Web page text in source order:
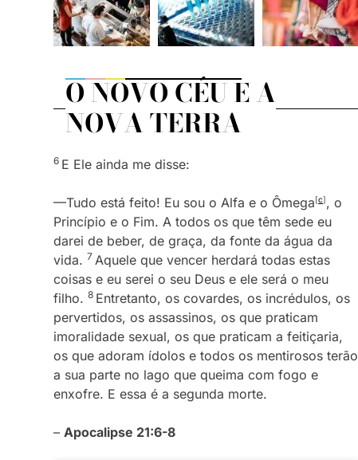
O NOVO CÉU E A
NOVA TERRA
6 E Ele ainda me disse:
—Tudo está feito! Eu sou o Alfa e o Ômega[c], o
Princípio e o Fim. A todos os que têm sede eu
darei de beber, de graça, da fonte da água da
vida. 7 Aquele que vencer herdará todas estas
coisas e eu serei o seu Deus e ele será o meu
filho. 8 Entretanto, os covardes, os incrédulos, os
pervertidos, os assassinos, os que praticam
imoralidade sexual, os que praticam a feitiçaria,
os que adoram ídolos e todos os mentirosos terão
a sua parte no lago que queima com fogo e
enxofre. E essa é a segunda morte.
– Apocalipse 21:6-8